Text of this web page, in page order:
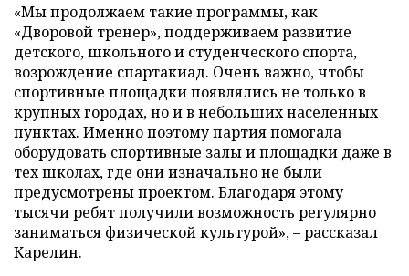
«Мы продолжаем такие программы, как
«Дворовой тренер», поддерживаем развитие
детского, школьного и студенческого спорта,
возрождение спартакиад. Очень важно, чтобы
спортивные площадки появлялись не только в
крупных городах, но и в небольших населенных
пунктах. Именно поэтому партия помогала
оборудовать спортивные залы и площадки даже в
тех школах, где они изначально не были
предусмотрены проектом. Благодаря этому
тысячи ребят получили возможность регулярно
заниматься физической культурой», – рассказал
Карелин.